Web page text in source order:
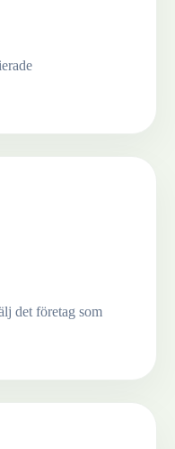
det företag som